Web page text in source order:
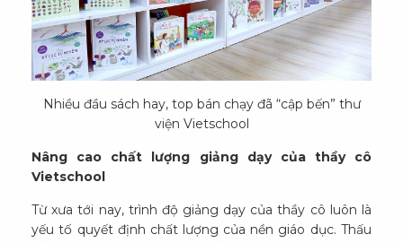
Nhiều đầu sách hay, top bán chạy đã “cập bến” thư
viện Vietschool
Nâng cao chất lượng giảng dạy của thầy cô
Vietschool
Từ xưa tới nay, trình độ giảng dạy của thầy cô luôn là
yếu tố quyết định chất lượng của nền giáo dục. Thấu